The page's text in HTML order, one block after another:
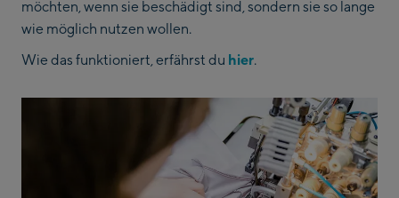
möchten, wenn sie beschädigt sind, sondern sie so lange
wie möglich nutzen wollen.
Wie das funktioniert, erfährst du hier.